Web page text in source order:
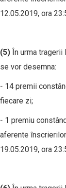
12.05.2019, ora
(5) În urma tragerii
se vor desemna:
- 14 premii
fiecare zi;
- 1 premiu
aferente
19.05.2019, ora